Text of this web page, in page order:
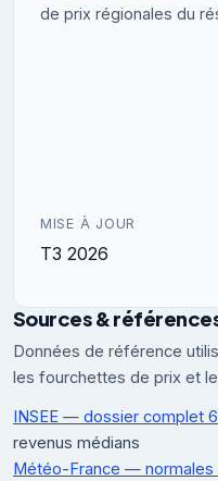
de prix régionales du
MISE À JOUR
T3 2026
Sources &
Données de référence
les fourchettes de prix et
INSEE — dossier complet
revenus médians
Météo-France — normales